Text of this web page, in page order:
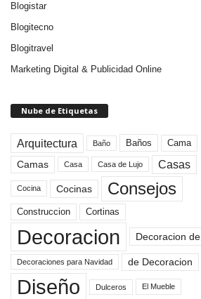
Blogistar
Blogitecno
Blogitravel
Marketing Digital & Publicidad Online
Nube de Etiquetas
Arquitectura Baño Baños Cama
Camas Casa Casa de Lujo Casas
Cocina Cocinas Consejos
Construccion Cortinas
Decoracion Decoracion de
Decoraciones para Navidad de Decoracion
Diseño Dulceros El Mueble